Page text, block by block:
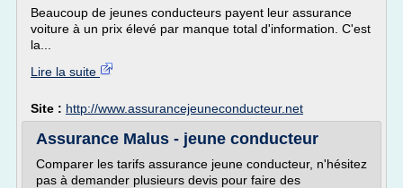
Beaucoup de jeunes conducteurs payent leur assurance
voiture à un prix élevé par manque total d'information. C'est
la...
Lire la suite
Site : http://www.assurancejeuneconducteur.net
Assurance Malus - jeune conducteur
Comparer les tarifs assurance jeune conducteur, n'hésitez
pas à demander plusieurs devis pour faire des